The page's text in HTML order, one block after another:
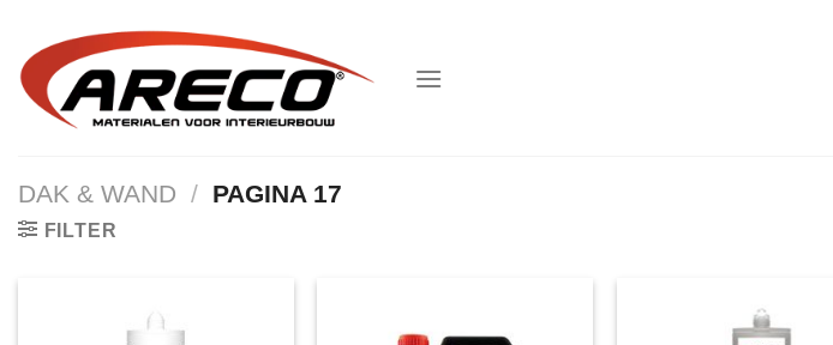
inhoud
DAK & WAND / PAGINA 17
FILTER